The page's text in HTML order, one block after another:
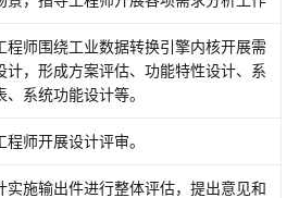
程师围绕工业数据转换引擎内核开展需
计，形成方案评估、功能特性设计、系
系统功能设计等。
师开展设计评审。
实施输出件进行整体评估，提出意见和